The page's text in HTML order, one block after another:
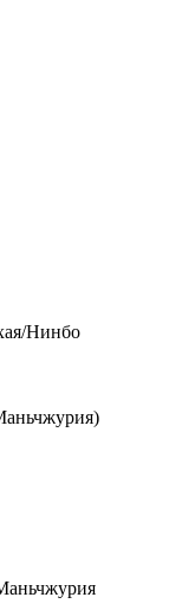
Нинбо